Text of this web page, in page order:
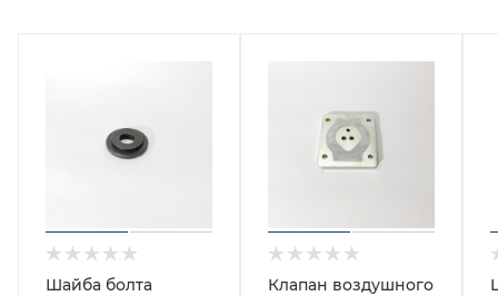
Шайба болта
Клапан воздушного